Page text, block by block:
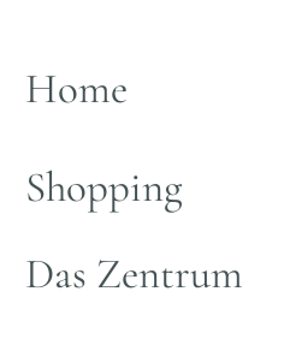
Home
Shopping
Das Zentrum